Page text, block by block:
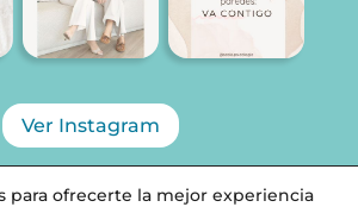
Ver Instagram
para ofrecerte la mejor experiencia